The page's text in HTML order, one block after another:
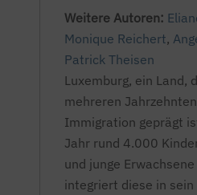
Weitere Autoren:
Monique Reichert,
Patrick Theisen
Luxemburg, ein Land,
mehreren
Immigration geprägt
Jahr rund 4.000
und junge
integriert diese in sein